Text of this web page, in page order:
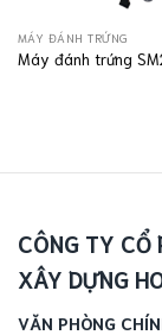
MÁY ĐÁNH TRỨNG
Máy đánh trứng
CÔNG TY
XÂY DỰNG
VĂN PHÒNG